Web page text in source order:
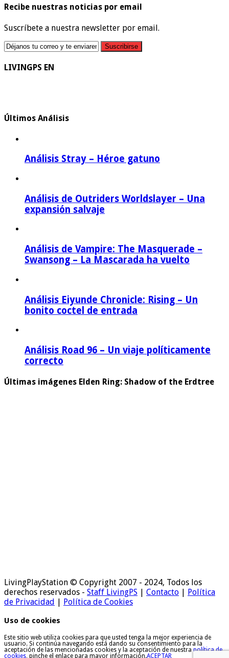
Recibe nuestras noticias por email
Suscríbete a nuestra newsletter por email.
LIVINGPS EN
Últimos Análisis
Análisis Stray – Héroe gatuno
Análisis de Outriders Worldslayer – Una
expansión salvaje
Análisis de Vampire: The Masquerade –
Swansong – La Mascarada ha vuelto
Análisis Eiyunde Chronicle: Rising – Un
bonito coctel de entrada
Análisis Road 96 – Un viaje políticamente
correcto
Últimas imágenes Elden Ring: Shadow of the Erdtree
LivingPlayStation © Copyright 2007 - 2024, Todos los
derechos reservados - Staff LivingPS | Contacto | Política
de Privacidad | Política de Cookies
Uso de cookies
Este sitio web utiliza cookies para que usted tenga la mejor experiencia de
usuario. Si continúa navegando está dando su consentimiento para la
aceptación de las mencionadas cookies y la aceptación de nuestrapolítica de
cookies, pinche el enlace para mayor información.ACEPTAR